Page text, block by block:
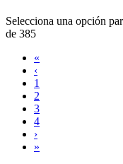
Selecciona una opción
de 385
«
‹
1
2
3
4
›
»